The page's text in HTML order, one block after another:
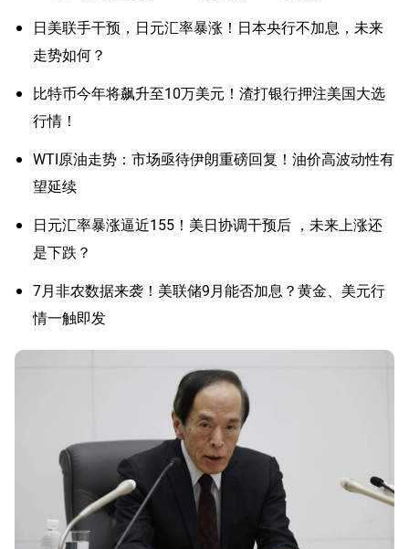
日美联手干预，日元汇率暴涨！日本央行不加息，未来
走势如何？
比特币今年将飙升至10万美元！渣打银行押注美国大选
行情！
WTI原油走势：市场亟待伊朗重磅回复！油价高波动性有
望延续
日元汇率暴涨逼近155！美日协调干预后 ，未来上涨还
是下跌？
7月非农数据来袭！美联储9月能否加息？黄金、美元行
情一触即发